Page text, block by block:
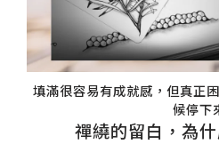
填滿很容易有成就感，但真正
候停下
禪繞的留白，為